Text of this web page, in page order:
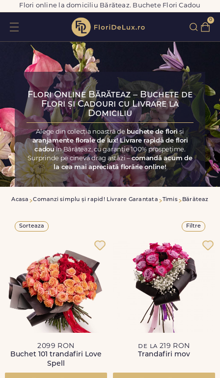
Flori online la domiciliu Bărăteaz. Buchete Flori Cadou
0
Flori Online Bărăteaz – Buchete de
Flori și Cadouri cu Livrare la
Domiciliu
Alege din colecția noastră de buchete de floriși
aranjamente florale de lux! Livrare rapidă de flori
cadouîn Bărăteaz, cu garanție 100% prospețime.
Surprinde pe cineva drag astăzi –comandă acum de
la cea mai apreciată florărie online!
Acasa Comanzi simplu și rapid! Livrare Garantata Timis Bărăteaz
Sorteaza Filtre
2099 RON
Buchet 101 trandafiri Love
Spell
de la 219 RON
Trandafiri mov